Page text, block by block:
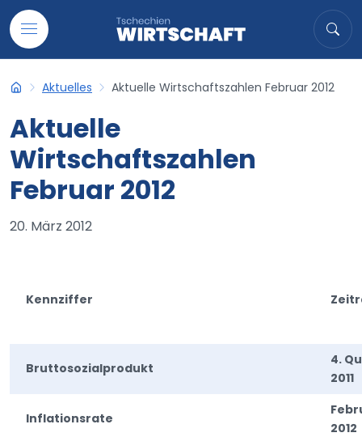
Auf Inhalt übergehen
Suche
Aktuelles Aktuelle Wirtschaftszahlen Februar 2012
Aktuelle
Wirtschaftszahlen
Februar 2012
20. März 2012
Kennziffer
Bruttosozialprodukt
4.
2011
Inflationsrate
2012